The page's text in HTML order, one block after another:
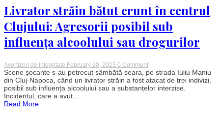
Livrator străin bătut crunt în centrul
Clujului: Agresorii posibil sub
influența alcoolului sau drogurilor
Avertizori de Integritate February 20, 2025 0 Commenton
Livrator
străin
bătut
crunt
Scene șocante s-au petrecut sâmbătă seara, pe strada Iuliu Maniu
din Cluj-Napoca, când un livrator străin a fost atacat de trei indivizi,
posibil sub influența alcoolului sau a substanțelor interzise.
Incidentul, care a avut...
Read More